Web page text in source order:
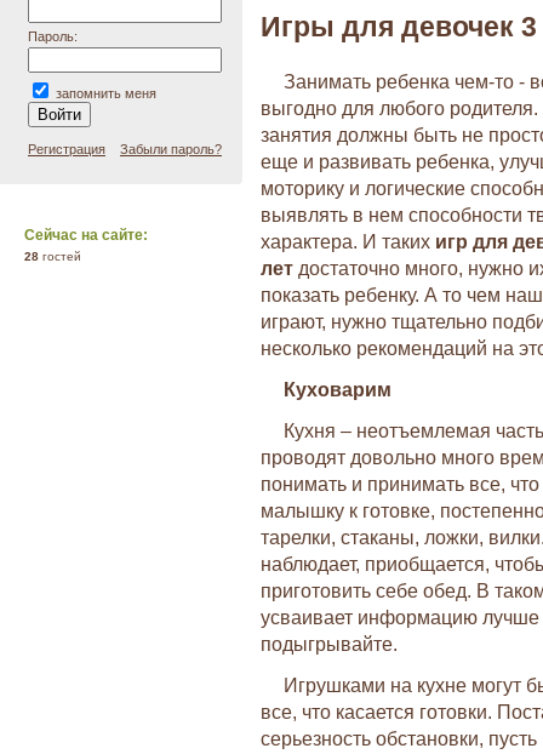
Пароль:
запомнить меня
Регистрация Забыли пароль?
Сейчас на сайте:
28 гостей
Игры для девочек 3
Занимать ребенка чем-то -
выгодно для любого
занятия должны быть не
еще и развивать ребенка,
моторику и логические
выявлять в нем способности
характера. И таких игр для
лет достаточно много, нужно
показать ребенку. А то чем
играют, нужно тщательно
несколько рекомендаций на
Куховарим
Кухня – неотъемлемая
проводят довольно много
понимать и принимать все,
малышку к готовке,
тарелки, стаканы, ложки,
наблюдает, приобщается,
приготовить себе обед. В
усваивает информацию лучше
подыгрывайте.
Игрушками на кухне могут
все, что касается готовки.
серьезность обстановки,